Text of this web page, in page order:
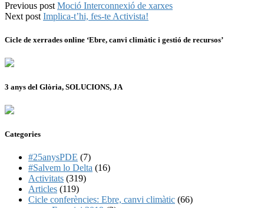
Previous post Moció Interconnexió de xarxes
Next post Implica-t’hi, fes-te Activista!
Cicle de xerrades online ‘Ebre, canvi climàtic i gestió de recursos’
3 anys del Glòria, SOLUCIONS, JA
Categories
#25anysPDE (7)
#Salvem lo Delta (16)
Activitats (319)
Articles (119)
Cicle conferències: Ebre, canvi climàtic (66)